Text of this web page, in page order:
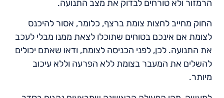
הרמזור ולא טורחים לבדוק את מצב התנועה.
החוק מחייב לחצות צומת ברצף, כלומר, אסור להיכנס
לצומת אם אינכם בטוחים שתוכלו לצאת ממנו מבלי לעכב
את התנועה. לכן, לפני הכניסה לצומת, ודאו שאתם יכולים
להשלים את המעבר בצומת ללא הפרעה וללא עיכוב
מיותר.